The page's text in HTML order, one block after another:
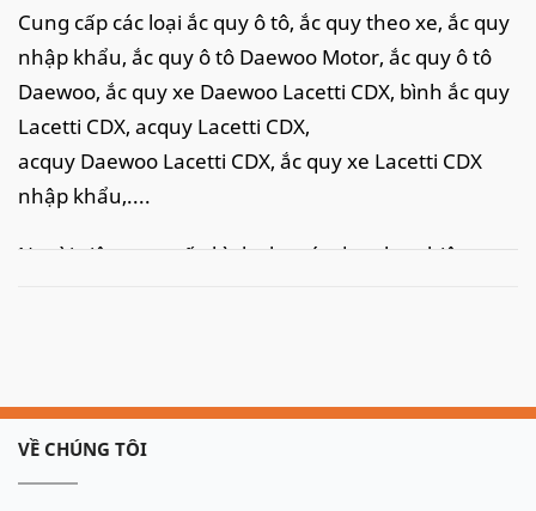
Cung cấp các loại ắc quy ô tô, ắc quy theo xe, ắc quy
nhập khẩu, ắc quy ô tô Daewoo Motor, ắc quy ô tô
Daewoo, ắc quy xe Daewoo Lacetti CDX, bình ắc quy
Lacetti CDX, acquy Lacetti CDX,
acquy Daewoo Lacetti CDX, ắc quy xe Lacetti CDX
nhập khẩu,....
Ngoài việc cung cấp bình cho các doanh nghiệp,
Hoá, Ninh Bình, thành phố Hồ Chí Minh, Đà Nẵng,
Hải Phòng.. với tốc độ nhanh chóng kịp thời và dịch
VỀ CHÚNG TÔI